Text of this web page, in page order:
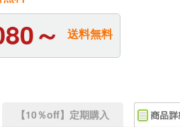
～ 送料無料
【10％off】定期購入